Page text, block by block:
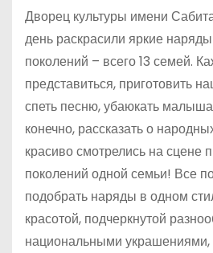
Дворец культуры имени
день раскрасили яркие
поколений – всего 13 семей.
представиться, приготовить
спеть песню, убаюкать
конечно, рассказать о
красиво смотрелись на сцене
поколений одной семьи! Все
подобрать наряды в одном
красотой, подчеркнутой
национальными